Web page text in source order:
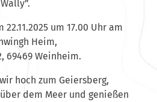
um 17.00 Uhr am
Heim,
69469 Weinheim.
hoch zum Geiersberg,
dem Meer und genießen